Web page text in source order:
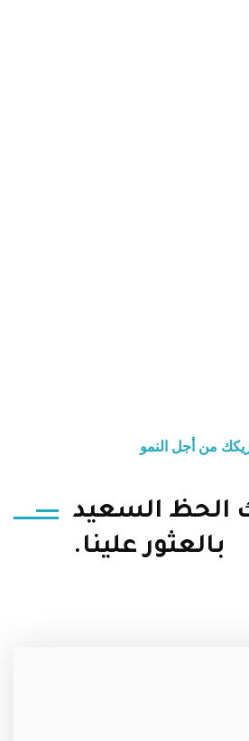
من أجل النمو
الحظ السعيد
بالعثور علينا.